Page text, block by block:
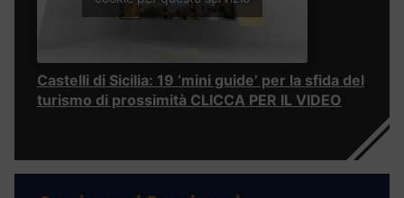
Castelli di Sicilia: 19 ‘mini guide’ per la sfida del
turismo di prossimità CLICCA PER IL VIDEO